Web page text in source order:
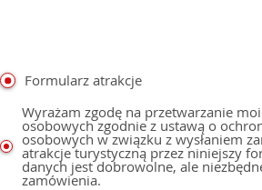
Formularz atrakcje
Wyrażam zgodę na przetwarzanie
osobowych zgodnie z ustawą o
osobowych w związku z wysłaniem
atrakcje turystyczną przez niniejszy
danych jest dobrowolne, ale
zamówienia.